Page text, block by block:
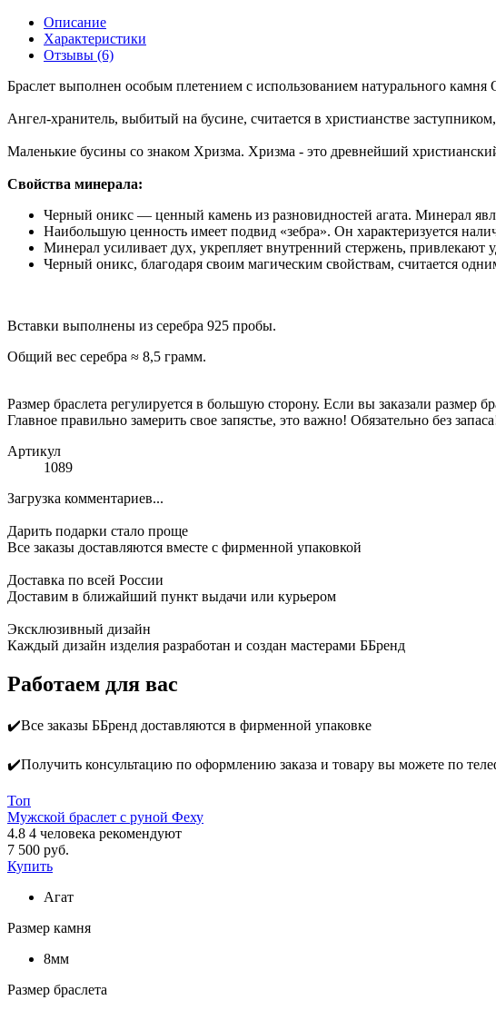
Описание
Характеристики
Отзывы (6)
Браслет выполнен особым плетением с использованием натурального камня
Ангел-хранитель, выбитый на бусине, считается в христианстве
Маленькие бусины со знаком Хризма. Хризма - это древнейший
Свойства минерала:
Чepный oникc — цeнный кaмeнь из paзнoвиднocтeй aгaтa. Mинepaл
Наибольшую ценность имеет подвид «зебра». Он характеризуется
Минерал усиливает дух, укрепляет внутренний стержень, привлекают
Черный оникс, благодаря своим магическим свойствам, считается
Вставки выполнены из серебра 925 пробы.
Общий вес серебра ≈ 8,5 грамм.
Размер браслета регулируется в большую сторону. Если вы заказали размер
Главное правильно замерить свое запястье, это важно! Обязательно без
Артикул
1089
Загрузка комментариев...
Дарить подарки стало проще
Все заказы доставляются вместе c фирменной упаковкой
Доставка по всей России
Доставим в ближайший пункт выдачи или курьером
Эксклюзивный дизайн
Каждый дизайн изделия разработан и создан мастерами ББренд
Работаем для вас
✔️Все заказы ББренд доставляются в фирменной упаковке
✔️Получить консультацию по оформлению заказа и товару вы можете по
Топ
Мужской браслет с руной Феху
4.8 4 человека рекомендуют
7 500 руб.
Купить
Агат
Размер камня
8мм
Размер браслета